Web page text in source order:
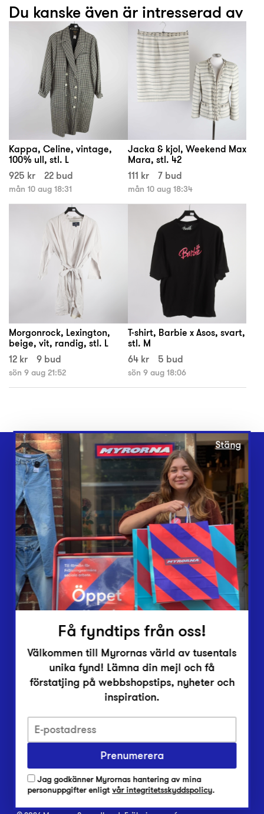
Du kanske även är intresserad av
Kappa, Celine, vintage,
100% ull, stl. L
925 kr
22 bud
mån 10 aug 18:31
Jacka & kjol, Weekend Max
Mara, stl. 42
111 kr
7 bud
mån 10 aug 18:34
Morgonrock, Lexington,
beige, vit, randig, stl. L
12 kr
9 bud
sön 9 aug 21:52
T-shirt, Barbie x Asos, svart,
stl. M
64 kr
5 bud
sön 9 aug 18:06
Webbshop
Butiker
Lämna in
Vårt överskott
Inlämningsplatser
Om Myrorna
Lediga jobb
Pressrum
Integritetsskyddspolicy
Har du frågor om onlineköp, leverans eller retur?
Har du frågor om vår verksamhet?
Vanliga frågor om Myrorna
Stäng
Få fyndtips från oss!
Välkommen till Myrornas värld av tusentals
unika fynd! Lämna din mejl och få
förstatjing på webbshopstips, nyheter och
inspiration.
Prenumerera
Jag godkänner Myrornas hantering av mina
personuppgifter enligtvår integritetsskyddspolicy.